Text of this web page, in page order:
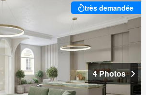
très demandée
4 Photos